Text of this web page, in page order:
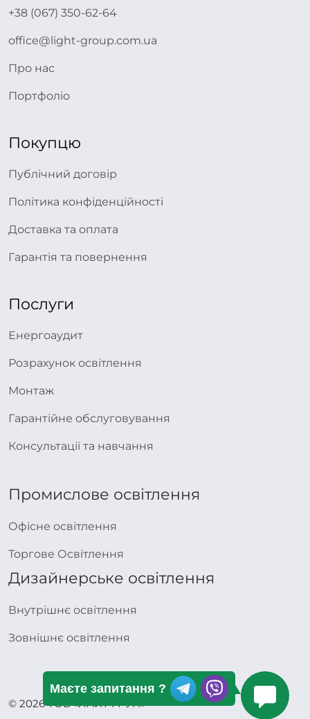
+38 (067) 350-62-64
office@light-group.com.ua
Про нас
Портфоліо
Покупцю
Публічний договір
Політика конфіденційності
Доставка та оплата
Гарантія та повернення
Послуги
Енергоаудит
Розрахунок освітлення
Монтаж
Гарантійне обслуговування
Консультації та навчання
Промислове освітлення
Офісне освітлення
Торгове Освітлення
Дизайнерське освітлення
Внутрішнє освітлення
Зовнішнє освітлення
© 2026 ТОВ «ЛАЙТ ГРУП»
Маєте запитання ?